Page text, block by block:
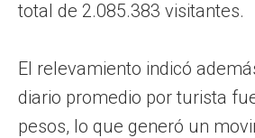
total de 2.085.383 visitantes.
El relevamiento indicó
diario promedio por turista
pesos, lo que generó un